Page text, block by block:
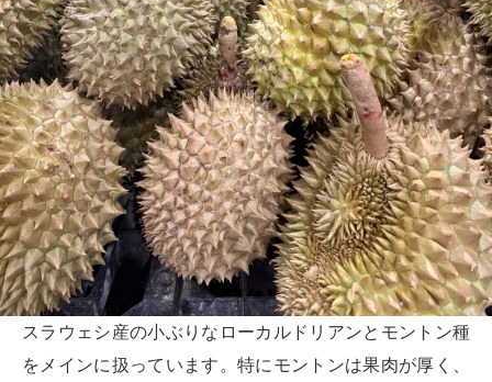
スラウェシ産の小ぶりなローカルドリアンとモントン種
をメインに扱っています。特にモントンは果肉が厚く、